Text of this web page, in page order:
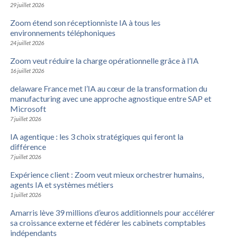
29 juillet 2026
Zoom étend son réceptionniste IA à tous les
environnements téléphoniques
24 juillet 2026
Zoom veut réduire la charge opérationnelle grâce à l’IA
16 juillet 2026
delaware France met l’IA au cœur de la transformation du
manufacturing avec une approche agnostique entre SAP et
Microsoft
7 juillet 2026
IA agentique : les 3 choix stratégiques qui feront la
différence
7 juillet 2026
Expérience client : Zoom veut mieux orchestrer humains,
agents IA et systèmes métiers
1 juillet 2026
Amarris lève 39 millions d’euros additionnels pour accélérer
sa croissance externe et fédérer les cabinets comptables
indépendants